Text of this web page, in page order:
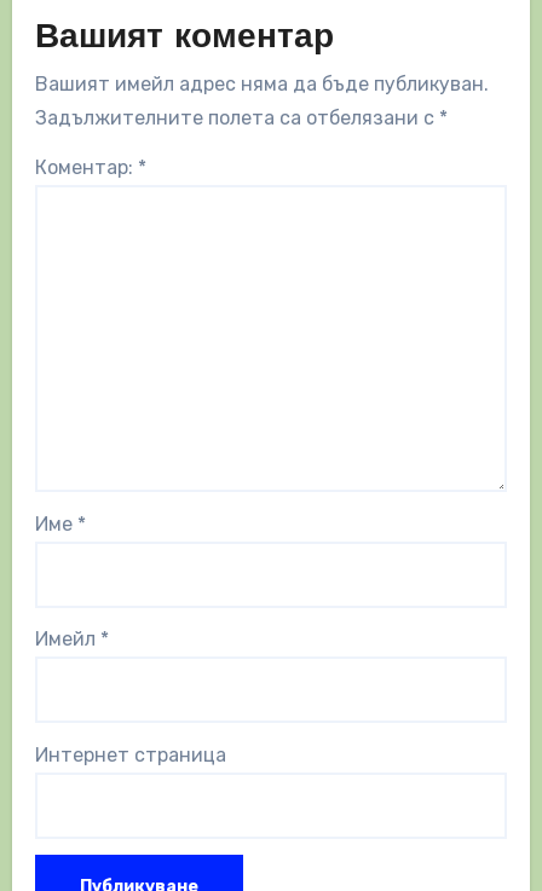
Вашият коментар
Вашият имейл адрес няма да бъде публикуван.
Задължителните полета са отбелязани с *
Коментар: *
Име *
Имейл *
Интернет страница